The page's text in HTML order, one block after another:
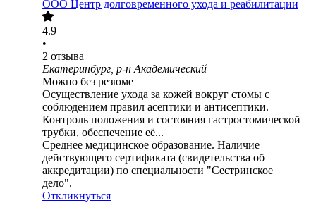
ООО Центр долговременного ухода и реабилитации
4.9
•
2 отзыва
Екатеринбург, р-н Академический
Можно без резюме
Осуществление ухода за кожей вокруг стомы с
соблюдением правил асептики и антисептики.
Контроль положения и состояния гастростомической
трубки, обеспечение её...
Среднее медицинское образование. Наличие
действующего сертификата (свидетельства об
аккредитации) по специальности "Сестринское
дело".
Откликнуться